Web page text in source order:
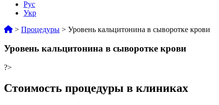
Рус
Укр
> Процедуры > Уровень кальцитонина в сыворотке крови
Уровень кальцитонина в сыворотке крови
?>
Стоимость процедуры в клиниках